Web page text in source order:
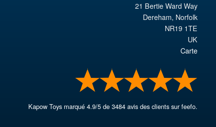
21 Bertie Ward Way
Dereham, Norfolk
NR19 1TE
UK
Carte
Kapow Toys marqué4.9/5 de3484 avis des clients sur feefo.